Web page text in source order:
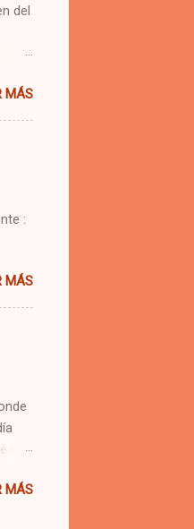
del
me
MÁS
:
MÁS
una
MÁS